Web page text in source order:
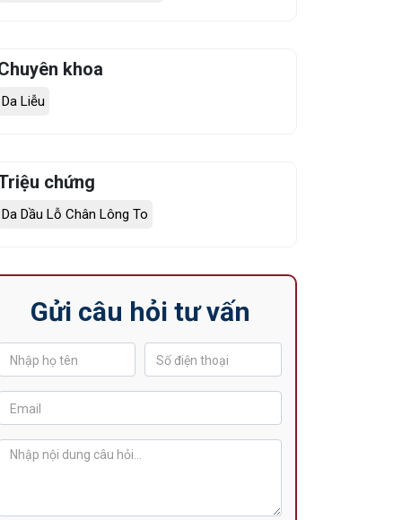
khoa
Da Liễu
chứng
Da Dầu Lỗ Chân Lông To
Gửi câu hỏi tư vấn